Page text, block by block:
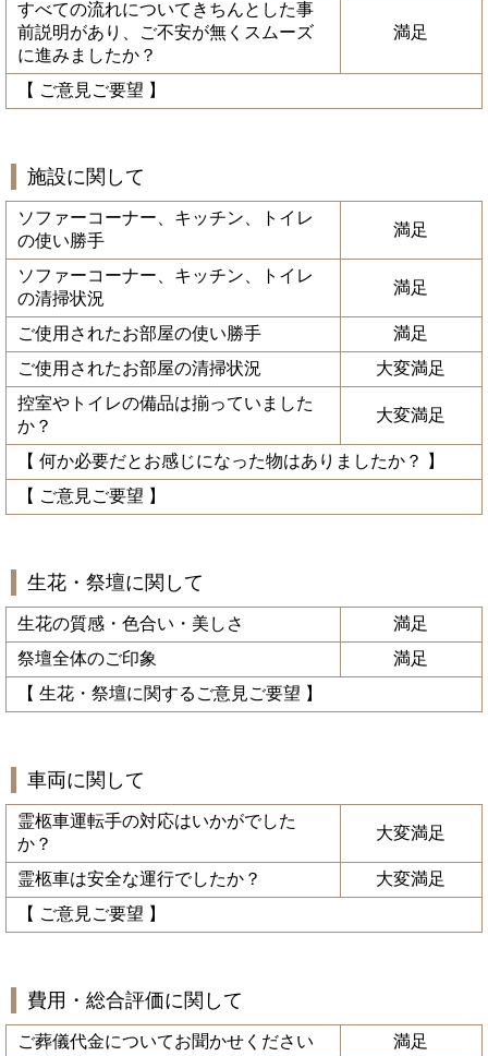
すべての流れについてきちんとした事
前説明があり、ご不安が無くスムーズ
に進みましたか？
満足
【 ご意見ご要望 】
施設に関して
ソファーコーナー、キッチン、トイレ
の使い勝手
満足
ソファーコーナー、キッチン、トイレ
の清掃状況
満足
ご使用されたお部屋の使い勝手
満足
ご使用されたお部屋の清掃状況
大変満足
控室やトイレの備品は揃っていました
か？
大変満足
【 何か必要だとお感じになった物はありましたか？ 】
【 ご意見ご要望 】
生花・祭壇に関して
生花の質感・色合い・美しさ
満足
祭壇全体のご印象
満足
【 生花・祭壇に関するご意見ご要望 】
車両に関して
霊柩車運転手の対応はいかがでした
か？
大変満足
霊柩車は安全な運行でしたか？
大変満足
【 ご意見ご要望 】
費用・総合評価に関して
ご葬儀代金についてお聞かせください
満足